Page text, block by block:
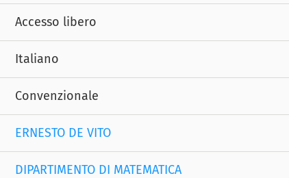
Accesso libero
Italiano
Convenzionale
ERNESTO DE VITO
DIPARTIMENTO DI MATEMATICA